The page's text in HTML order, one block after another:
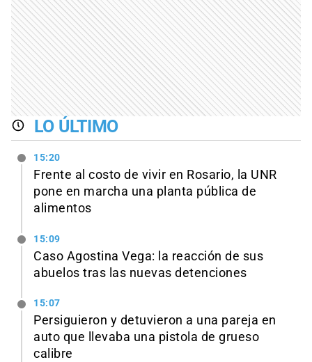
LO ÚLTIMO
15:20
Frente al costo de vivir en Rosario, la UNR
pone en marcha una planta pública de
alimentos
15:09
Caso Agostina Vega: la reacción de sus
abuelos tras las nuevas detenciones
15:07
Persiguieron y detuvieron a una pareja en
auto que llevaba una pistola de grueso
calibre